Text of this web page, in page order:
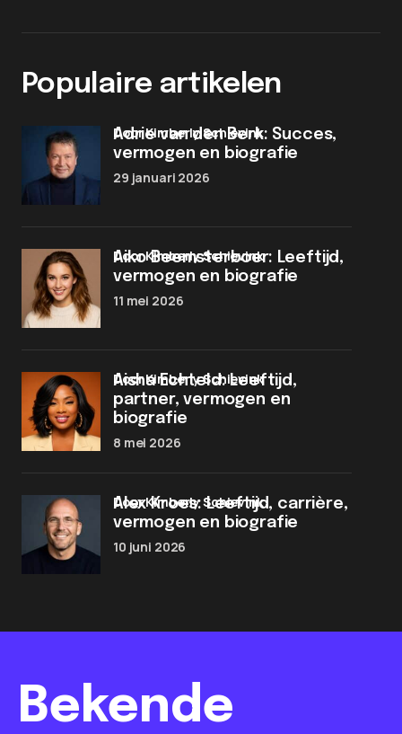
Populaire artikelen
Adrie van den Berk: Succes,
vermogen en biografie
door Kimberly Schievink
29 januari 2026
Aiko Beemsterboer: Leeftijd,
vermogen en biografie
door Kimberly Schievink
11 mei 2026
Aisha Echteld: Leeftijd,
partner, vermogen en
biografie
door Kimberly Schievink
8 mei 2026
Alex Kroes: Leeftijd, carrière,
vermogen en biografie
door Kimberly Schievink
10 juni 2026
Bekende